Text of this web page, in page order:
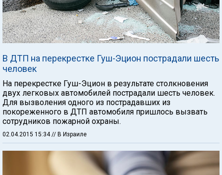
В ДТП на перекрестке Гуш-Эцион пострадали шесть
человек
На перекрестке Гуш-Эцион в результате столкновения
двух легковых автомобилей пострадали шесть человек.
Для вызволения одного из пострадавших из
покореженного в ДТП автомобиля пришлось вызвать
сотрудников пожарной охраны.
02.04.2015 15:34// В Израиле